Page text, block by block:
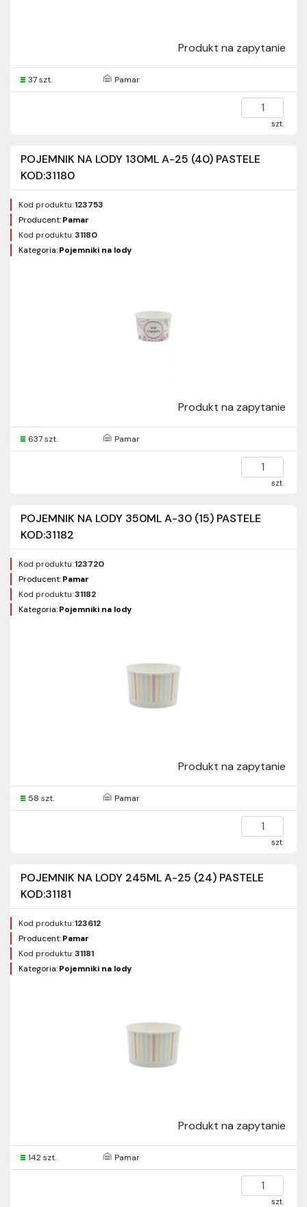
Produkt na zapytanie
37 szt. Pamar
szt.
POJEMNIK NA LODY 130ML A-25 (40) PASTELE
KOD:31180
Kod produktu:123753
Producent:Pamar
Kod produktu:31180
Kategoria:Pojemniki na lody
Produkt na zapytanie
637 szt. Pamar
szt.
POJEMNIK NA LODY 350ML A-30 (15) PASTELE
KOD:31182
Kod produktu:123720
Producent:Pamar
Kod produktu:31182
Kategoria:Pojemniki na lody
Produkt na zapytanie
58 szt. Pamar
szt.
POJEMNIK NA LODY 245ML A-25 (24) PASTELE
KOD:31181
Kod produktu:123612
Producent:Pamar
Kod produktu:31181
Kategoria:Pojemniki na lody
Produkt na zapytanie
142 szt. Pamar
szt.